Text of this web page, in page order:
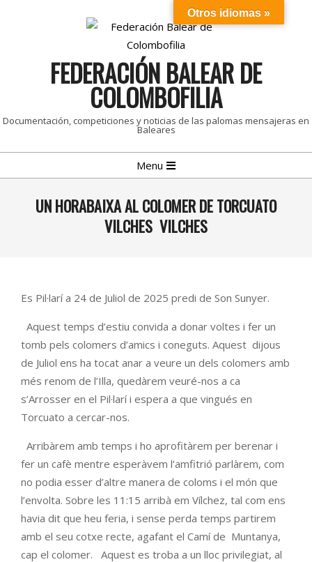
FEDERACIÓN BALEAR DE
COLOMBOFILIA
Documentación, competiciones y noticias de las palomas mensajeras en
Baleares
Navigation
Menu
UN HORABAIXA AL COLOMER DE TORCUATO
VILCHES VILCHES
Es Pil·larí a 24 de Juliol de 2025 predi de Son Sunyer.
Aquest temps d’estiu convida a donar voltes i fer un
tomb pels colomers d’amics i coneguts. Aquest dijous
de Juliol ens ha tocat anar a veure un dels colomers amb
més renom de l’Illa, quedàrem veuré-nos a ca
s’Arrosser en el Pil·larí i espera a que vingués en
Torcuato a cercar-nos.
Arribàrem amb temps i ho aprofitàrem per berenar i
fer un cafè mentre esperàvem l’amfitrió parlàrem, com
no podia esser d’altre manera de coloms i el món que
l’envolta. Sobre les 11:15 arribà em Vílchez, tal com ens
havia dit que heu feria, i sense perda temps partirem
amb el seu cotxe recte, agafant el Camí de Muntanya,
cap el colomer. Aquest es troba a un lloc privilegiat, al
Otros idiomas »